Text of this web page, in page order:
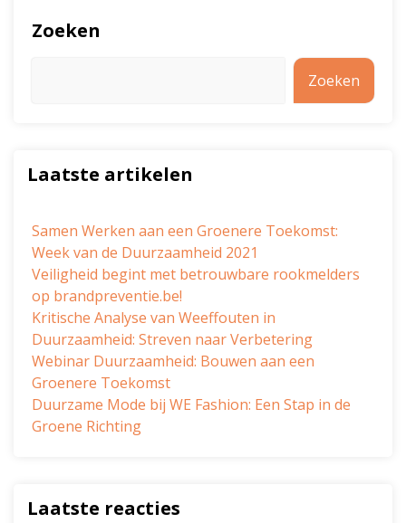
Zoeken
Zoeken
Laatste artikelen
Samen Werken aan een Groenere Toekomst:
Week van de Duurzaamheid 2021
Veiligheid begint met betrouwbare rookmelders
op brandpreventie.be!
Kritische Analyse van Weeffouten in
Duurzaamheid: Streven naar Verbetering
Webinar Duurzaamheid: Bouwen aan een
Groenere Toekomst
Duurzame Mode bij WE Fashion: Een Stap in de
Groene Richting
Laatste reacties